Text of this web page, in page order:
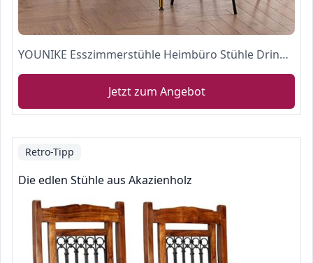
YOUNIKE Esszimmerstühle Heimbüro Stühle Drinnen Draußen Küche Matte Schale Lounge Stühle mit Kissen, Mattes Metall Beine mit Fußpolster, für Schlafzimmer, Einfach zu Montieren, 4er Set, Schwarz
Jetzt zum Angebot
Retro-Tipp
Die edlen Stühle aus Akazienholz